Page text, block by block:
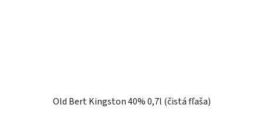
Old Bert Kingston 40% 0,7l (čistá fľaša)